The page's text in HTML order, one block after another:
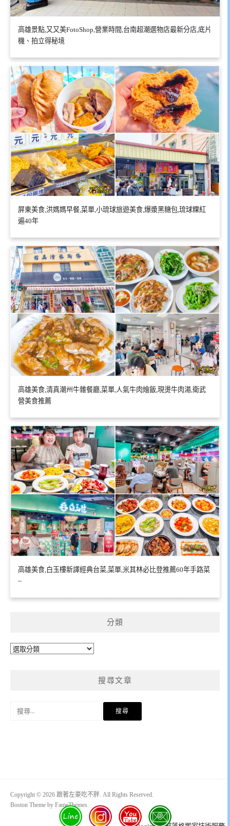
高雄景點,又又美FotoShop,營業時間,台南超潮選物店最新分店,底片
機、拍立得秘境
屏東美食,洪媽媽早餐,菜單,小琉球旅遊美食,爆漿黑糖包,琉球粿紅
遍40年
高雄美食,清真潮州牛雜餐廳,菜單,人氣牛肉燴飯,現燙牛肉湯,衛武
營美食推薦
高雄美食,白玉樓新譯經典台菜,菜單,米其林必比登推薦60年手路菜
~
分類
分
搜尋文章
Copyright © 2026 跟著左豪吃不胖. All Rights Reserved.
Boston Theme by FameThemes